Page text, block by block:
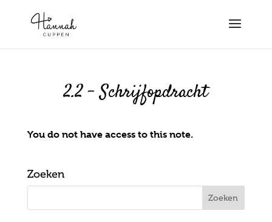
2.2 – Schrijfopdracht
You do not have access to this note.
Zoeken